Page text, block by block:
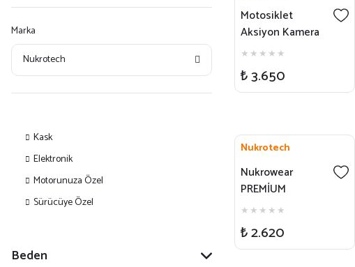
Marka
Nukrotech
Kask
Elektronik
Motorunuza Özel
Sürücüye Özel
Beden
Motosiklet
Aksiyon Kamera
Çubuğu (Topcase
Montaj Sistemi İle
Uyumlu)
₺ 3.650
Nukrotech
Nukrowear
PREMİUM
Motosiklet
Brandası
₺ 2.620